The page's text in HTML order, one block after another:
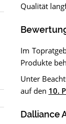
Qualität
Im
Produkte
Unter
auf den 10.
Dalliance